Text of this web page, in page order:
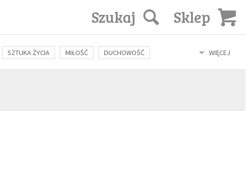
Sklep
Szukaj
WIĘCEJ
SZTUKA ŻYCIA MIŁOŚĆ DUCHOWOŚĆ
FILOZOFIA KULTURA ŚWIĘCI SEKS IN VITRO